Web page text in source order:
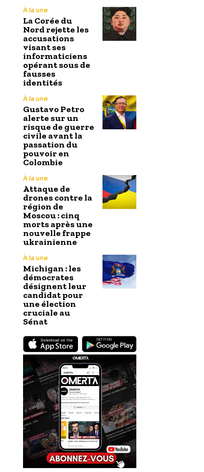
À la une
La Corée du
Nord rejette les
accusations
visant ses
informaticiens
opérant sous de
fausses
identités
À la une
Gustavo Petro
alerte sur un
risque de guerre
civile avant la
passation du
pouvoir en
Colombie
À la une
Attaque de
drones contre la
région de
Moscou : cinq
morts après une
nouvelle frappe
ukrainienne
À la une
Michigan : les
démocrates
désignent leur
candidat pour
une élection
cruciale au
Sénat